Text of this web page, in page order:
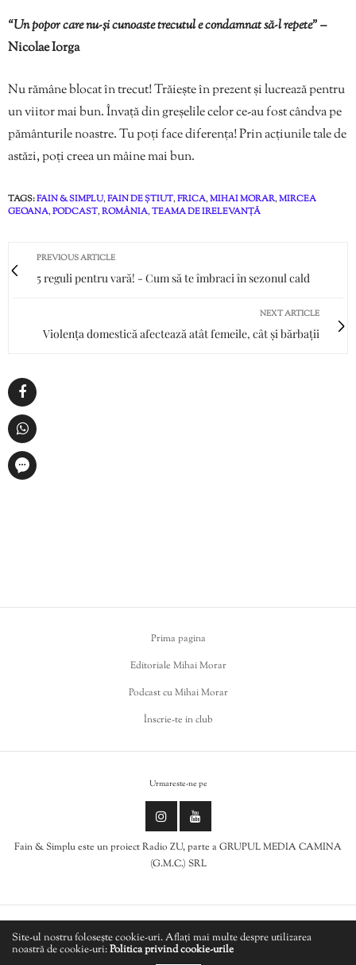
“Un popor care nu-și cunoaste trecutul e condamnat să-l repete”–
Nicolae Iorga
Nu rămâne blocat în trecut! Trăiește în prezent și lucrează pentru
un viitor mai bun. Învață din greșelile celor ce-au fost cândva pe
pământurile noastre. Tu poți face diferența! Prin acțiunile tale de
astăzi, poți creea un mâine mai bun.
TAGS:FAIN & SIMPLU,FAIN DE ȘTIUT,FRICA,MIHAI MORAR,MIRCEA
GEOANA,PODCAST,ROMÂNIA,TEAMA DE IRELEVANȚĂ
PREVIOUS ARTICLE
5 reguli pentru vară! - Cum să te îmbraci în sezonul cald
NEXT ARTICLE
Violența domestică afectează atât femeile, cât și bărbații
Prima pagina
Editoriale Mihai Morar
Podcast cu Mihai Morar
Înscrie-te in club
Urmareste-ne pe
Fain & Simplu este un proiect Radio ZU, parte a GRUPUL MEDIA CAMINA
(G.M.C.) SRL
Politica de cookies
Site-ul nostru folosește cookie-uri. Aflați mai multe despre utilizarea
noastră de cookie-uri:Politica privind cookie-urile